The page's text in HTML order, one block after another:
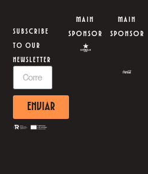
SUBSCRIBE
TO OUR
NEWSLETTER
ENVIAR
MAIN
SPONSOR
MAIN
SPONSOR